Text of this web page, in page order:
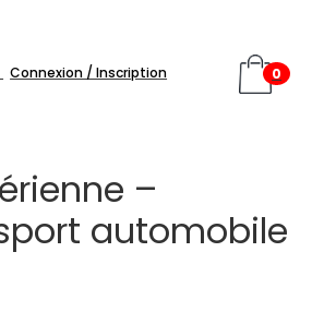
Connexion / Inscription 0
–
automobile